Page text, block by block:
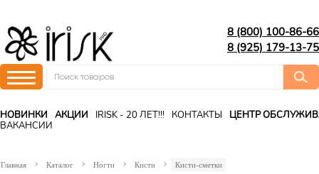
8 (800) 100-86-66
8 (925) 179-13-75
НОВИНКИ АКЦИИ IRISK - 20 ЛЕТ!!! КОНТАКТЫ
ЦЕНТР
ВАКАНСИИ
Главная Каталог Ногти Кисти Кисти-сметки